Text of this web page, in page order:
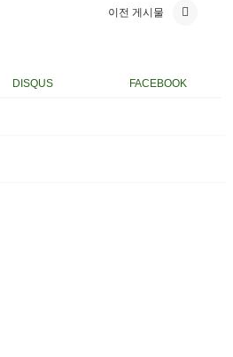
이전 게시물
DISQUS FACEBOOK